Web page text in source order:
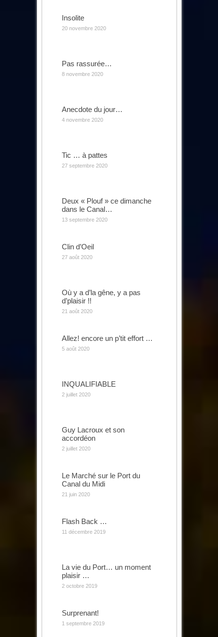
Insolite
20 novembre 2020
Pas rassurée…
8 novembre 2020
Anecdote du jour…
4 novembre 2020
Tic … à pattes
27 septembre 2020
Deux « Plouf » ce dimanche
dans le Canal…
13 septembre 2020
Clin d’Oeil
27 août 2020
Où y a d’la gêne, y a pas
d’plaisir !!
21 août 2020
Allez! encore un p’tit effort …
5 août 2020
INQUALIFIABLE
2 juillet 2020
Guy Lacroux et son
accordéon
2 juillet 2020
Le Marché sur le Port du
Canal du Midi
21 juin 2020
Flash Back …
11 décembre 2019
La vie du Port… un moment
plaisir …
2 octobre 2019
Surprenant!
1 septembre 2019